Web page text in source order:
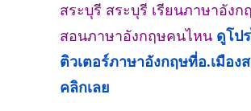
สระบุรี สระบุรี เรียนภาษาอังก
สอนภาษาอังกฤษคนไหน ดูโป
ติวเตอร์ภาษาอังกฤษที่อ.เมือง
คลิกเลย